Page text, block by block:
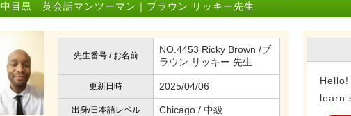
中目黒 英会話マンツーマン｜ブラウン リッキー先生
先生番号 / お名前
NO.4453 Ricky Brown /ブ
ラウン リッキー 先生
更新日時 2025/04/06
出身/日本語レベル Chicago / 中級
learn